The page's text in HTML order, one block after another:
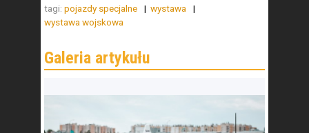
tagi: pojazdy specjalne
wystawa
wystawa wojskowa